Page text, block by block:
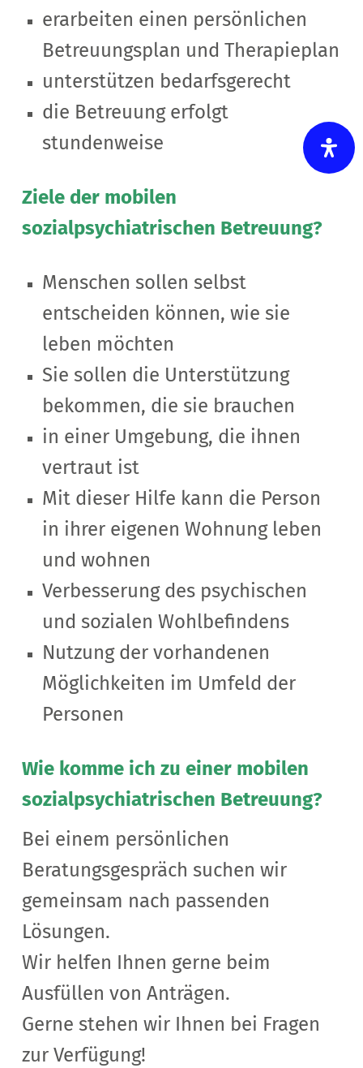
erarbeiten einen persönlichen
Betreuungsplan und Therapieplan
unterstützen bedarfsgerecht
die Betreuung erfolgt
stundenweise
Ziele der mobilen
sozialpsychiatrischen Betreuung?
Menschen sollen selbst
entscheiden können, wie sie
leben möchten
Sie sollen die Unterstützung
bekommen, die sie brauchen
in einer Umgebung, die ihnen
vertraut ist
Mit dieser Hilfe kann die Person
in ihrer eigenen Wohnung leben
und wohnen
Verbesserung des psychischen
und sozialen Wohlbefindens
Nutzung der vorhandenen
Möglichkeiten im Umfeld der
Personen
Wie komme ich zu einer mobilen
sozialpsychiatrischen Betreuung?
Bei einem persönlichen
Beratungsgespräch suchen wir
gemeinsam nach passenden
Lösungen.
Wir helfen Ihnen gerne beim
Ausfüllen von Anträgen.
Gerne stehen wir Ihnen bei Fragen
zur Verfügung!